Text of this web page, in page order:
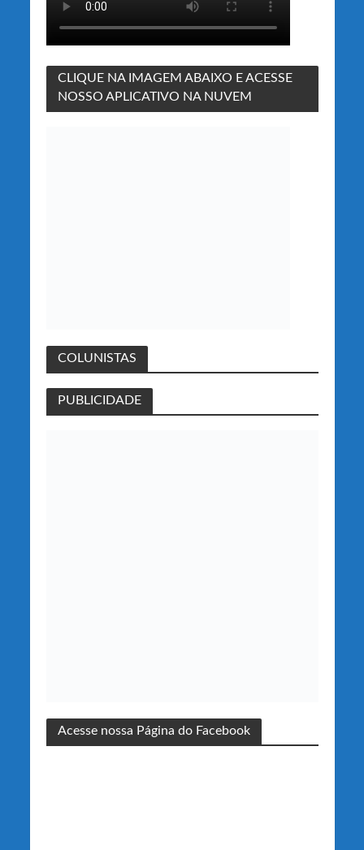
CLIQUE NA IMAGEM ABAIXO E ACESSE
NOSSO APLICATIVO NA NUVEM
COLUNISTAS
PUBLICIDADE
Acesse nossa Página do Facebook